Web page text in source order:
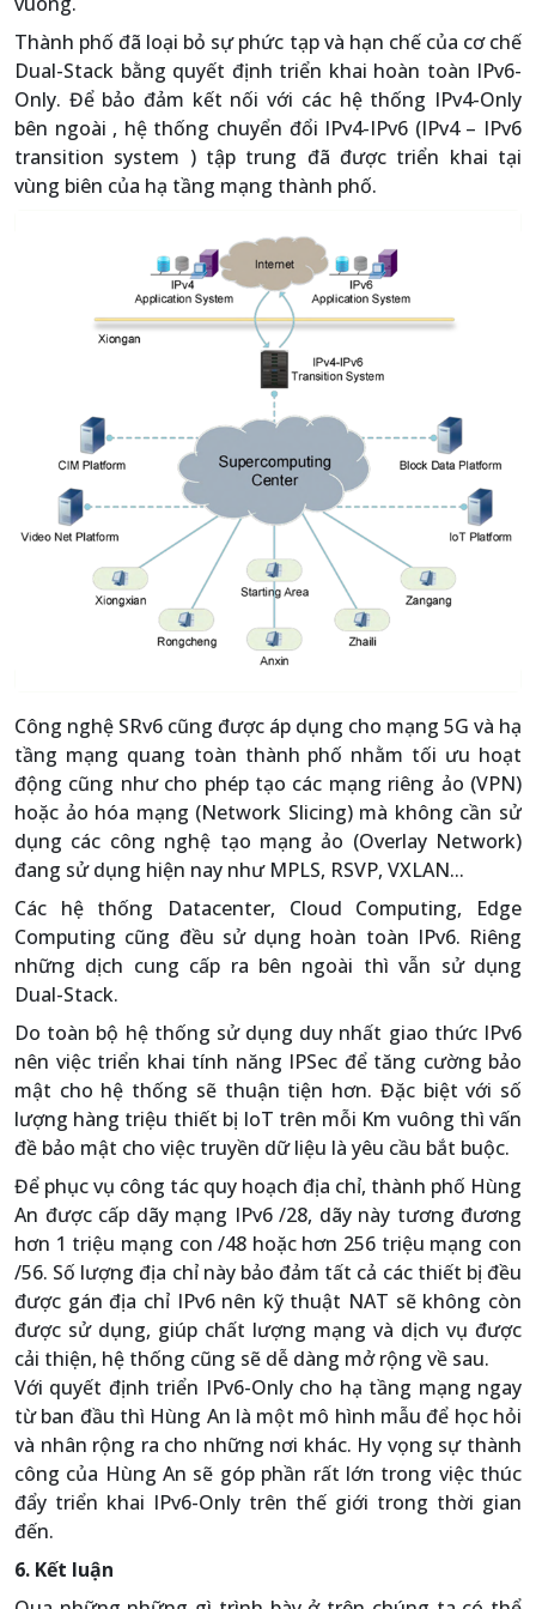
Thành phố đã loại bỏ sự phức tạp và hạn chế của cơ chế
Dual-Stack bằng quyết định triển khai hoàn toàn IPv6-
Only. Để bảo đảm kết nối với các hệ thống IPv4-Only
bên ngoài , hệ thống chuyển đổi IPv4-IPv6 (IPv4 – IPv6
transition system ) tập trung đã được triển khai tại
vùng biên của hạ tầng mạng thành phố.
Công nghệ SRv6 cũng được áp dụng cho mạng 5G và hạ
tầng mạng quang toàn thành phố nhằm tối ưu hoạt
động cũng như cho phép tạo các mạng riêng ảo (VPN)
hoặc ảo hóa mạng (Network Slicing) mà không cần sử
dụng các công nghệ tạo mạng ảo (Overlay Network)
đang sử dụng hiện nay như MPLS, RSVP, VXLAN...
Các hệ thống Datacenter, Cloud Computing, Edge
Computing cũng đều sử dụng hoàn toàn IPv6. Riêng
những dịch cung cấp ra bên ngoài thì vẫn sử dụng
Dual-Stack.
Do toàn bộ hệ thống sử dụng duy nhất giao thức IPv6
nên việc triển khai tính năng IPSec để tăng cường bảo
mật cho hệ thống sẽ thuận tiện hơn. Đặc biệt với số
lượng hàng triệu thiết bị IoT trên mỗi Km vuông thì vấn
đề bảo mật cho việc truyền dữ liệu là yêu cầu bắt buộc.
Để phục vụ công tác quy hoạch địa chỉ, thành phố Hùng
An được cấp dãy mạng IPv6 /28, dãy này tương đương
hơn 1 triệu mạng con /48 hoặc hơn 256 triệu mạng con
/56. Số lượng địa chỉ này bảo đảm tất cả các thiết bị đều
được gán địa chỉ IPv6 nên kỹ thuật NAT sẽ không còn
được sử dụng, giúp chất lượng mạng và dịch vụ được
cải thiện, hệ thống cũng sẽ dễ dàng mở rộng về sau.
Với quyết định triển IPv6-Only cho hạ tầng mạng ngay
từ ban đầu thì Hùng An là một mô hình mẫu để học hỏi
và nhân rộng ra cho những nơi khác. Hy vọng sự thành
công của Hùng An sẽ góp phần rất lớn trong việc thúc
đẩy triển khai IPv6-Only trên thế giới trong thời gian
đến.
6. Kết luận